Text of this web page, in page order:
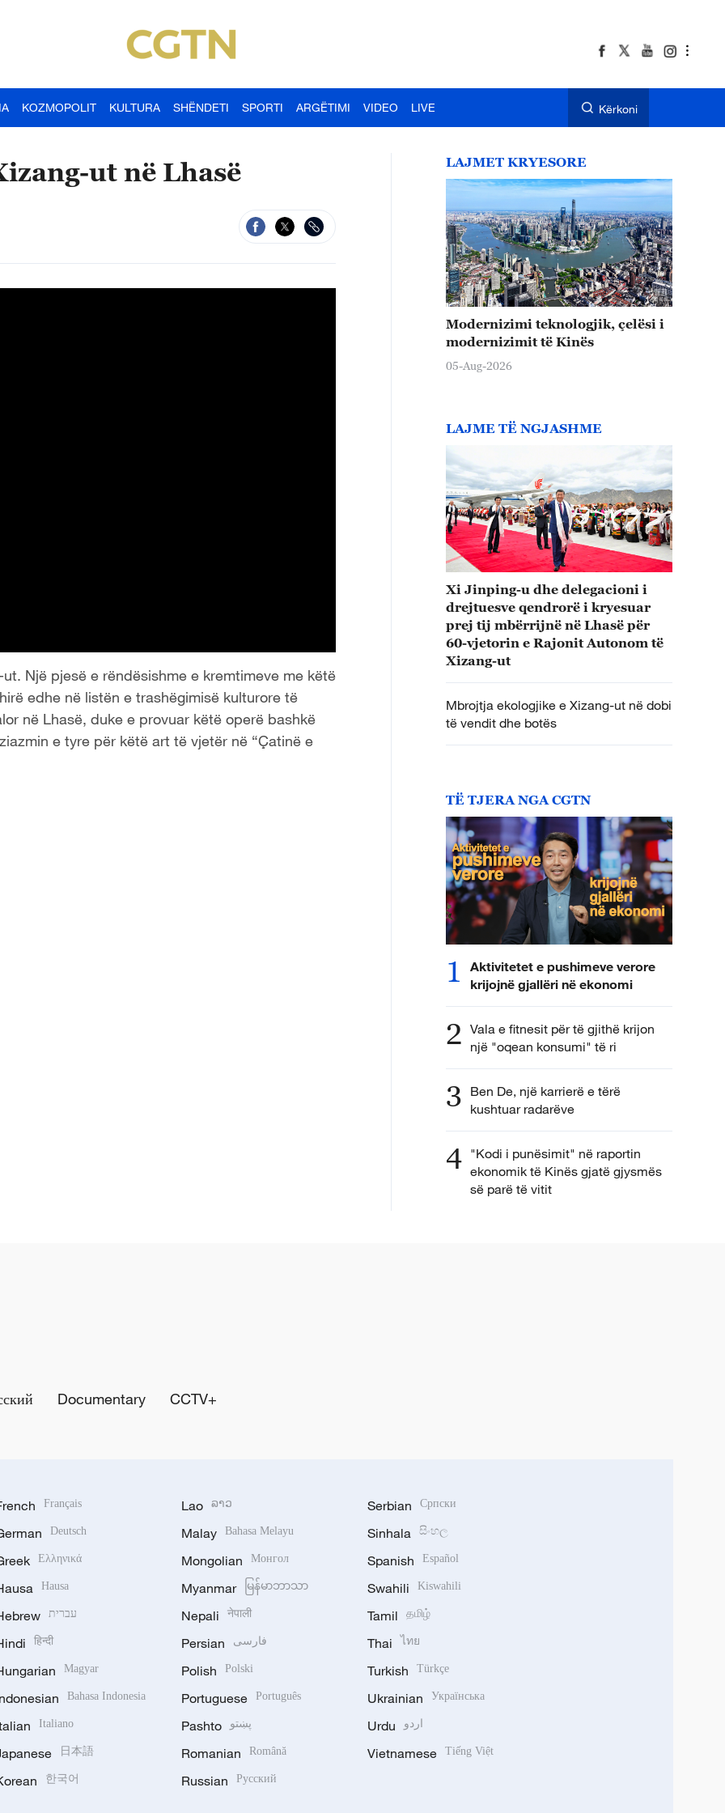
KOZMOPOLIT KULTURA SHËNDETI SPORTI ARGËTIMI VIDEO LIVE Kërkoni
ut në Lhasë
Një pjesë e rëndësishme e kremtimeve me këtë
edhe në listën e trashëgimisë kulturore të
në Lhasë, duke e provuar këtë operë bashkë
e tyre për këtë art të vjetër në “Çatinë e
LAJMET KRYESORE
Modernizimi teknologjik, çelësi i
modernizimit të Kinës
05-Aug-2026
LAJME TË NGJASHME
Xi Jinping-u dhe delegacioni i
drejtuesve qendrorë i kryesuar
prej tij mbërrijnë në Lhasë për
60-vjetorin e Rajonit Autonom të
Xizang-ut
Mbrojtja ekologjike e Xizang-ut në dobi
të vendit dhe botës
TË TJERA NGA CGTN
1
Aktivitetet e pushimeve verore
krijojnë gjallëri në ekonomi
2 Vala e fitnesit për të gjithë krijon
një "oqean konsumi" të ri
3 Ben De, një karrierë e tërë
kushtuar radarëve
4 "Kodi i punësimit" në raportin
ekonomik të Kinës gjatë gjysmës
së parë të vitit
Documentary CCTV+
Français
Deutsch
Ελληνικά
Hausa
עברית
हिन्दी
Magyar
Bahasa Indonesia
Italiano
日本語
한국어
Lao ລາວ
Malay Bahasa Melayu
Mongolian Монгол
Myanmar မြန်မာဘာသာ
Nepali नेपाली
Persian فارسی
Polish Polski
Portuguese Português
Pashto پښتو
Romanian Română
Russian Русский
Serbian Српски
Sinhala සිංහල
Spanish Español
Swahili Kiswahili
Tamil தமிழ்
Thai ไทย
Turkish Türkçe
Ukrainian Українська
Urdu اردو
Vietnamese Tiếng Việt